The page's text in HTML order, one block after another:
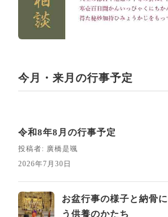
今月・来月の行事予定
令和8年8月の行事予定
投稿者: 廣橋是颯
2026年7月30日
お盆行事の様子と納骨
う供養のかたち